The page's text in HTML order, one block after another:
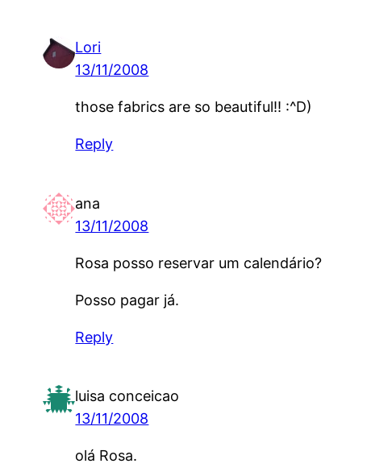
Lori
13/11/2008
those fabrics are so beautiful!! :^D)
Reply
ana
13/11/2008
Rosa posso reservar um calendário?
Posso pagar já.
Reply
luisa conceicao
13/11/2008
olá Rosa.